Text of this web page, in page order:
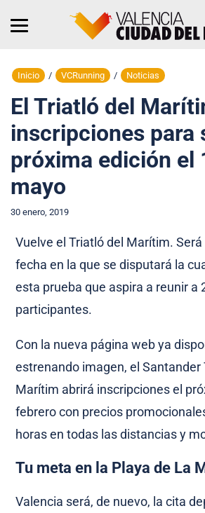
Inicio / VCRunning / Noticias
El Triatló del
inscripciones para
próxima edición el
mayo
30 enero, 2019
Vuelve el Triatló del Marítim.
fecha en la que se disputará la
esta prueba que aspira a reunir a
participantes.
Con la nueva página web ya
estrenando imagen, el Santander
Marítim abrirá inscripciones el
febrero con precios
horas en todas las distancias y
Tu meta en la Playa de La
Valencia será, de nuevo, la cita